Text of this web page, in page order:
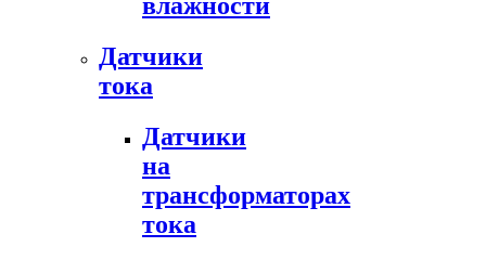
влажности
Датчики
тока
Датчики
на
трансформаторах
тока